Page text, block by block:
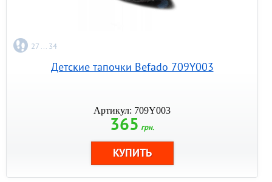
27 ... 34
Детские тапочки Befado 709Y003
Артикул: 709Y003
365 грн.